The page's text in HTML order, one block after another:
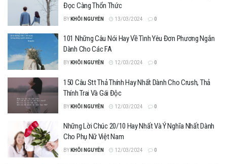
Đọc Càng Thổn Thức
BY KHÔI NGUYỄN 13/03/2024 0
101 Những Câu Nói Hay Về Tình Yêu Đơn Phương Ngắn
Dành Cho Các FA
BY KHÔI NGUYỄN 12/03/2024 0
150 Câu Stt Thả Thính Hay Nhất Dành Cho Crush, Thả
Thính Trai Và Gái Độc
BY KHÔI NGUYỄN 12/03/2024 0
Những Lời Chúc 20/10 Hay Nhất Và Ý Nghĩa Nhất Dành
Cho Phụ Nữ Việt Nam
BY KHÔI NGUYỄN 12/03/2024 0